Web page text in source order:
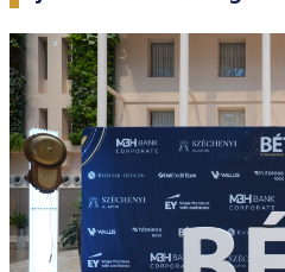
ESG Útmutató